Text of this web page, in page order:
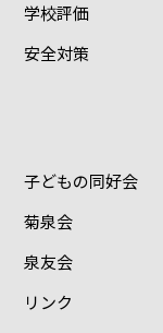
学校評価
安全対策
子どもの同好会
菊泉会
泉友会
リンク